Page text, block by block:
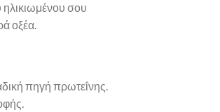
ηλικιωμένου σου
οξέα.
πηγή πρωτεΐνης.